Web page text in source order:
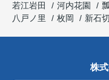
若江岩田
河内花園
八戸ノ里
枚岡 新石切
株